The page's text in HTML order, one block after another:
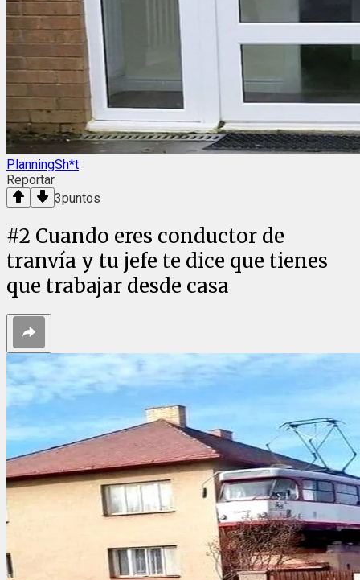
PlanningSh*t
Reportar
3puntos
#2 Cuando eres conductor de
tranvía y tu jefe te dice que tienes
que trabajar desde casa